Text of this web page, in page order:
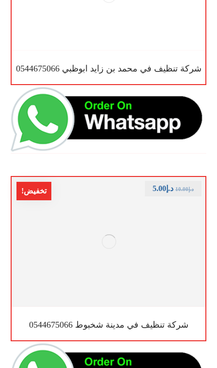
شركة تنظيف في محمد بن زايد ابوظبي 0544675066
تخفيض!
شركة تنظيف في مدينة شخبوط 0544675066
د.إ10.00 د.إ5.00